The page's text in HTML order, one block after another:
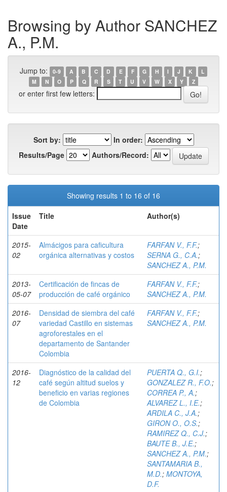
Browsing by Author SANCHEZ
A., P.M.
Jump to: 0-9 A B C D E F G H I J K
L
M
N O P Q R S T U V W X Y Z
or enter first few letters:
Sort by:
In order:
Results/Page
Authors/Record:
Showing results 1 to 16 of 16
Issue
Date
Title Author(s)
2015-
02
Almácigos para caficultura
orgánica alternativas y costos
FARFAN V., F.F.;
SERNA G., C.A.;
SANCHEZ A., P.M.
2013-
05-07
Certificación de fincas de
producción de café orgánico
FARFAN V., F.F.;
SANCHEZ A., P.M.
2016-
07
Densidad de siembra del café
variedad Castillo en sistemas
agroforestales en el
departamento de Santander
Colombia
FARFAN V., F.F.;
SANCHEZ A., P.M.
2016-
12
Diagnóstico de la calidad del
café según altitud suelos y
beneficio en varias regiones
de Colombia
PUERTA Q., G.I.;
GONZALEZ R., F.O.;
CORREA P., A.;
ALVAREZ L., I.E.;
ARDILA C., J.A.;
GIRON O., O.S.;
RAMIREZ Q., C.J.;
BAUTE B., J.E.;
SANCHEZ A., P.M.;
SANTAMARIA B.,
M.D.; MONTOYA,
D.F.